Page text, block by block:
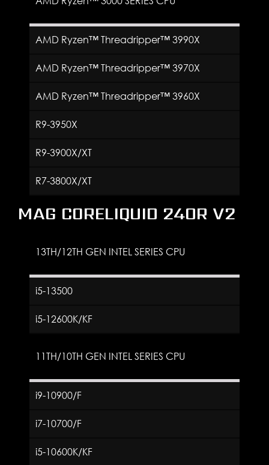
AMD Ryzen™ Threadripper™ 3990X
AMD Ryzen™ Threadripper™ 3970X
AMD Ryzen™ Threadripper™ 3960X
R9-3950X
R9-3900X/XT
R7-3800X/XT
MAG CORELIQUID 240R V2
13TH/12TH GEN INTEL SERIES CPU
i5-13500
i5-12600K/KF
11TH/10TH GEN INTEL SERIES CPU
i9-10900/F
i7-10700/F
i5-10600K/KF